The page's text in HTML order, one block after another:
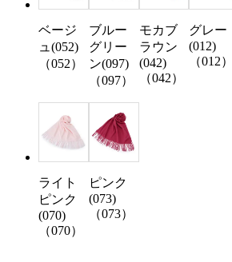
ベージ
ュ(052)
（052）
ブルー
グリー
ン(097)
（097）
モカブ
ラウン
(042)
（042）
グレー
(012)
（012）
ライト
ピンク
(070)
（070）
ピンク
(073)
（073）